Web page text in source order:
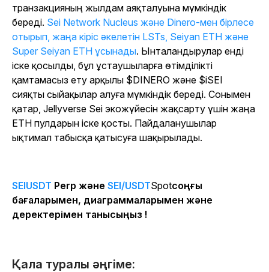
транзакцияның жылдам аяқталуына мүмкіндік
береді. Sei Network Nucleus және Dinero-мен бірлесе
отырып, жаңа кіріс әкелетін LSTs, Seiyan ETH және
Super Seiyan ETH ұсынады. Ынталандырулар енді
іске қосылды, бұл ұстаушыларға өтімділікті
қамтамасыз ету арқылы $DINERO және $iSEI
сияқты сыйақылар алуға мүмкіндік береді. Сонымен
қатар, Jellyverse Sei экожүйесін жақсарту үшін жаңа
ETH пулдарын іске қосты. Пайдаланушылар
ықтимал табысқа қатысуға шақырылады.
SEIUSDT Perp және SEI/USDTSpotсоңғы
бағаларымен, диаграммаларымен және
деректерімен танысыңыз !
Қала туралы әңгіме: